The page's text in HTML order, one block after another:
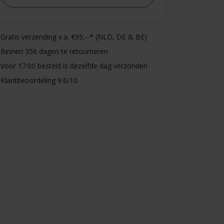
Gratis verzending v.a. €95,- * (NLD, DE & BE)
Binnen 356 dagen te retourneren
Voor 17:00 besteld is dezelfde dag verzonden
Klantbeoordeling 9.6/10